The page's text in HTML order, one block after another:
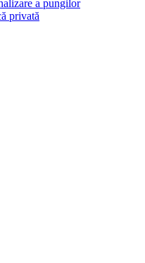
a pungilor
privată